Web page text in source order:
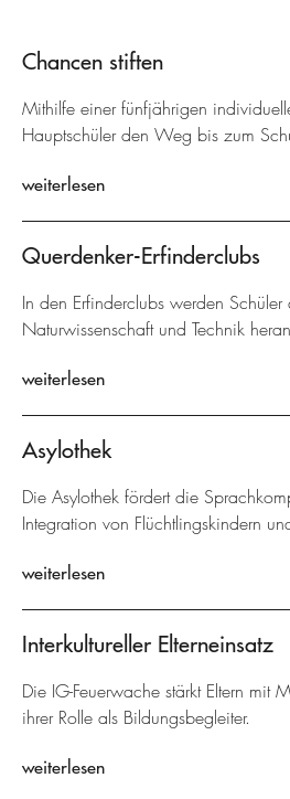
Chancen stiften
Mithilfe einer fünfjährigen
Hauptschüler den Weg bis zum
weiterlesen
Querdenker-Erfinderclubs
In den Erfinderclubs werden Schüler
Naturwissenschaft und Technik
weiterlesen
Asylothek
Die Asylothek fördert die
Integration von Flüchtlingskindern
weiterlesen
Interkultureller Elterneinsatz
Die IG-Feuerwache stärkt Eltern mit
ihrer Rolle als Bildungsbegleiter.
weiterlesen